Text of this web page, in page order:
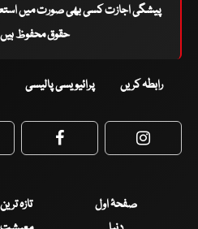
پیشگی اجازت کسی بھی صورت میں
حقوق محفوظ ہیں ©
رابطہ کریں پرائیویسی پالیسی
Facebook
صفحۂ اول تازہ ترین